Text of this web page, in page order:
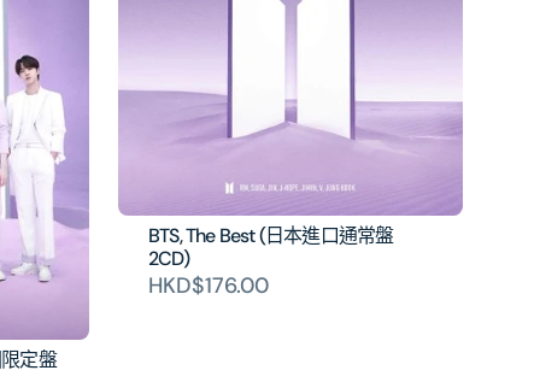
定盤
BTS, The Best (日本進口通常盤
2CD)
HKD$176.00